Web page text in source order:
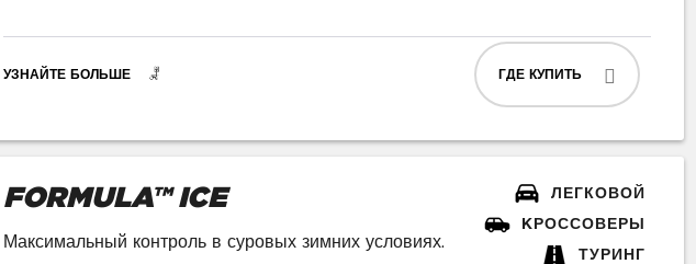
УЗНАЙТЕ БОЛЬШЕ ГДЕ КУПИТЬ
FORMULA™ ICE
Максимальный контроль в суровых зимних условиях.
ЛЕГКОВОЙ
KРОССОВЕРЫ
ТУРИНГ